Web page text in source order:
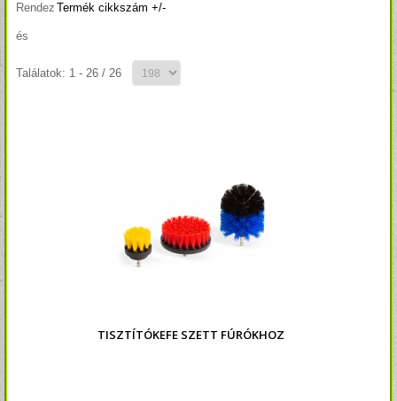
Rendez
és
Termék cikkszám +/-
Találatok: 1 - 26 / 26
TISZTÍTÓKEFE SZETT FÚRÓKHOZ